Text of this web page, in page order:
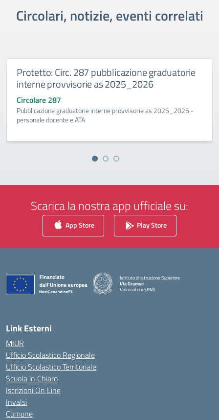
Circolari, notizie, eventi correlati
Protetto: Circ. 287 pubblicazione graduatorie
interne provvisorie as 2025_2026
Circolare 287
Pubblicazione graduatorie interne provvisorie as 2025_2026 -
personale docente e ATA
Scarica la nostra app ufficiale su:
App Store Play Store
Istituto di Istruzione Superiore
Via Gramsci
Valmontone (RM)
Link Esterni
MIUR
Ufficio Scolastico Regionale
Ufficio Scolastico Territoriale
Scuola in Chiaro
Iscrizioni On Line
Invalsi
Comune